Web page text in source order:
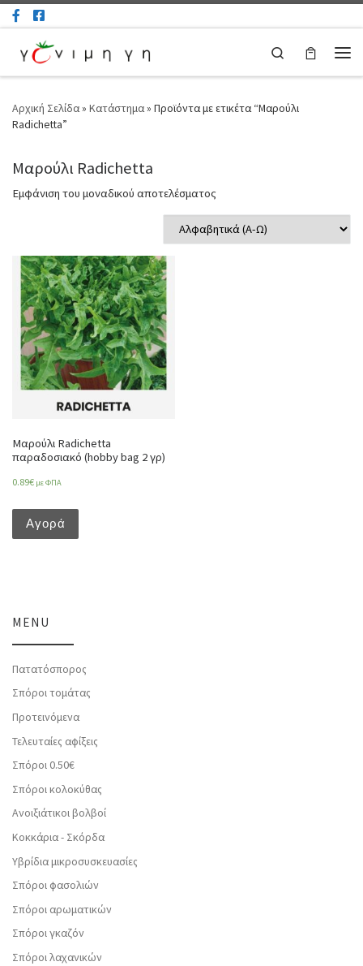
Μετάβαση στο περιεχόμενο
Search
Αρχική Σελίδα» Κατάστημα» Προϊόντα με ετικέτα “Μαρούλι
Radichetta”
Μαρούλι Radichetta
Εμφάνιση του μοναδικού αποτελέσματος
Μαρούλι Radichetta
παραδοσιακό (hobby bag 2 γρ)
0.89€ με ΦΠΑ
Αγορά
MENU
Πατατόσπορος
Σπόροι τομάτας
Προτεινόμενα
Τελευταίες αφίξεις
Σπόροι 0.50€
Σπόροι κολοκύθας
Ανοιξιάτικοι βολβοί
Κοκκάρια - Σκόρδα
Υβρίδια μικροσυσκευασίες
Σπόροι φασολιών
Σπόροι αρωματικών
Σπόροι γκαζόν
Σπόροι λαχανικών